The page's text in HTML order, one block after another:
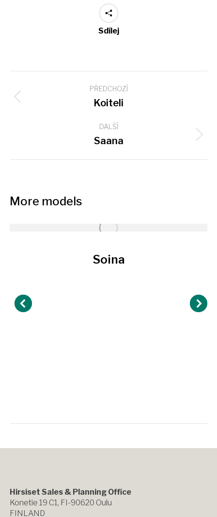
Sdílej
navigation
PŘEDCHOZÍ
Previous
Koiteli
DALŠÍ
Next
Saana
More models
Soina
Hirsiset Sales & Planning Office
Konetie 19 C1, FI-90620 Oulu
FINLAND